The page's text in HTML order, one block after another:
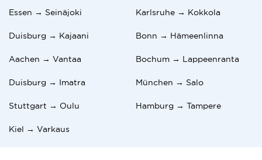
Essen → Seinäjoki Karlsruhe → Kokkola
Duisburg → Kajaani Bonn → Hämeenlinna
Aachen → Vantaa Bochum → Lappeenranta
Duisburg → Imatra München → Salo
Stuttgart → Oulu Hamburg → Tampere
Kiel → Varkaus